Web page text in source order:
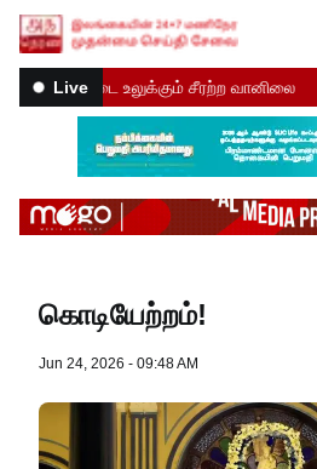
Live
நாட்டை உலுக்கும் சீரற்ற வானிலை
கொடியேற்றம்!
Jun 24, 2026 - 09:48 AM